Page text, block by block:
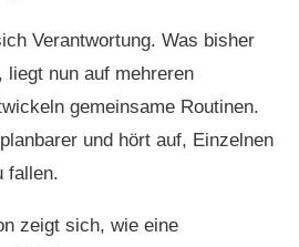
Verantwortung. Was bisher
liegt nun auf mehreren
gemeinsame Routinen.
und hört auf, Einzelnen
fallen.
zeigt sich, wie eine